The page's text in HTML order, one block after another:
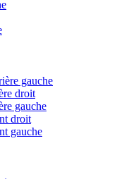
gauche
droit
gauche
droit
gauche